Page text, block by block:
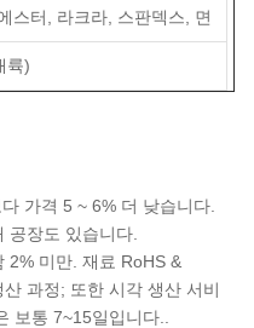
스터, 라크라, 스판덱스, 면
륙)
가격 5 ~ 6% 더 낮습니다.
공장도 있습니다.
2% 미만. 재료 RoHS &
과정; 또한 시각 생산 서비
보통 7~15일입니다..